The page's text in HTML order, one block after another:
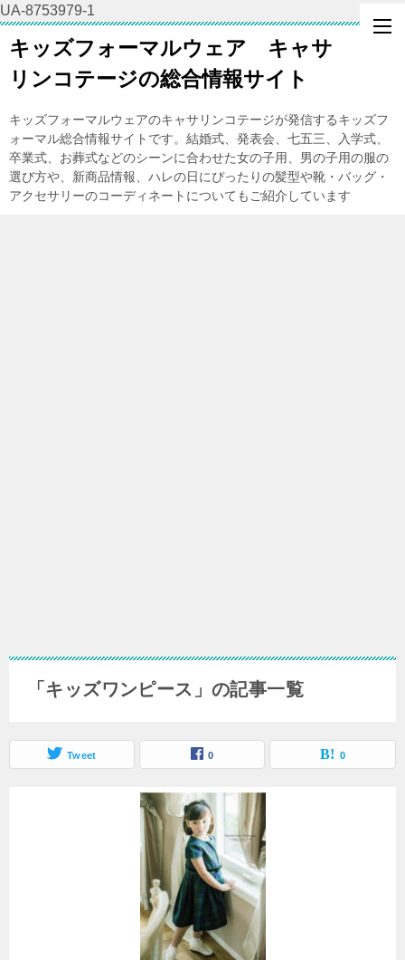
UA-8753979-1
キッズフォーマルウェア キャサ
リンコテージの総合情報サイト
キッズフォーマルウェアのキャサリンコテージが発信するキッズフ
ォーマル総合情報サイトです。結婚式、発表会、七五三、入学式、
卒業式、お葬式などのシーンに合わせた女の子用、男の子用の服の
選び方や、新商品情報、ハレの日にぴったりの髪型や靴・バッグ・
アクセサリーのコーディネートについてもご紹介しています
「キッズワンピース」の記事一覧
Tweet 0 0